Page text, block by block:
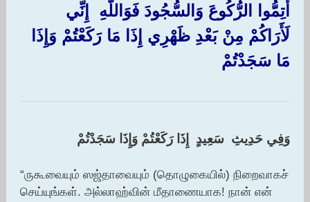
أَتِمُّوا الرُّكُوعَ وَالسُّجُودَ فَوَاللَّهِ ‏ ‏إِنِّي
لَأَرَاكُمْ مِنْ بَعْدِ ظَهْرِي إِذَا مَا رَكَعْتُمْ وَإِذَا
مَا سَجَدْتُمْ
وَفِي حَدِيثِ ‏ ‏سَعِيدٍ ‏ ‏إِذَا رَكَعْتُمْ وَإِذَا سَجَدْتُمْ
“ருகூவையும் ஸஜ்தாவையும் (தொழுகையில்) நிறைவாகச்
செய்யுங்கள். அல்லாஹ்வின் மீதாணையாக! நான் என்